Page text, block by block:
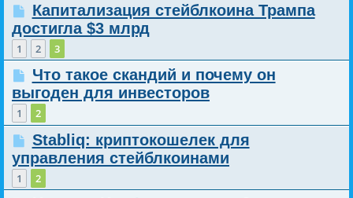
Капитализация стейблкоина Трампа
достигла $3 млрд
1 2 3
Что такое скандий и почему он
выгоден для инвесторов
1 2
Stabliq: криптокошелек для
управления стейблкоинами
1 2